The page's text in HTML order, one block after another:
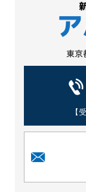
東京
【